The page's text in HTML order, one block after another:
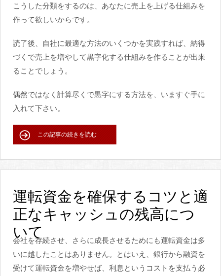
こうした分類をするのは、あなたに売上を上げる仕組みを
作って欲しいからです。
読了後、自社に最適な方法のいくつかを実践すれば、納得
づくで売上を増やして黒字化する仕組みを作ることが出来
ることでしょう。
偶然ではなく計算尽くで黒字にする方法を、いますぐ手に
入れて下さい。
この記事の続きを読む
運転資金を確保するコツと適
正なキャッシュの残高につ
いて
会社を存続させ、さらに成長させるためにも運転資金は多
いに越したことはありません。とはいえ、銀行から融資を
受けて運転資金を増やせば、利息というコストを支払う必